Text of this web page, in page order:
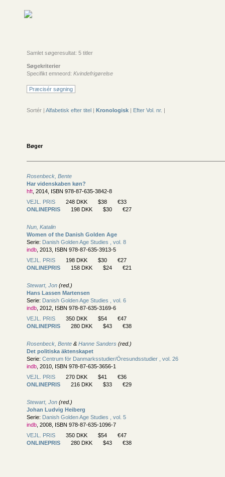
Samlet søgeresultat: 5 titler
Søgekriterier
Specifikt emneord: Kvindefrigørelse
Præcisér søgning
Sortér | Alfabetisk efter titel | Kronologisk | Efter Vol. nr. |
Bøger
Rosenbeck, Bente
Har videnskaben køn?
hft , 2014, ISBN 978-87-635-3842-8
VEJL. PRIS
248 DKK $38
€33
ONLINEPRIS
198 DKK $30 €27
Nun, Katalin
Women of the Danish Golden Age
Serie: Danish Golden Age Studies , vol. 8
indb , 2013, ISBN 978-87-635-3913-5
VEJL. PRIS
198 DKK $30
€27
ONLINEPRIS
158 DKK $24 €21
Stewart, Jon (red.)
Hans Lassen Martensen
Serie: Danish Golden Age Studies , vol. 6
indb , 2012, ISBN 978-87-635-3169-6
VEJL. PRIS
350 DKK $54
€47
ONLINEPRIS
280 DKK $43 €38
Rosenbeck, Bente & Hanne Sanders (red.)
Det politiska äktenskapet
Serie: Centrum för Danmarksstudier/Öresundsstudier , vol. 26
indb , 2010, ISBN 978-87-635-3656-1
VEJL. PRIS
270 DKK $41
€36
ONLINEPRIS
216 DKK $33 €29
Stewart, Jon (red.)
Johan Ludvig Heiberg
Serie: Danish Golden Age Studies , vol. 5
indb , 2008, ISBN 978-87-635-1096-7
VEJL. PRIS
350 DKK $54
€47
ONLINEPRIS
280 DKK $43 €38